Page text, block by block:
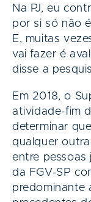
Na PJ, eu
por si só não
E, muitas
vai fazer é
disse a
Em 2018, o
atividade-fim
determinar
qualquer
entre pessoas
da FGV-SP
predominante